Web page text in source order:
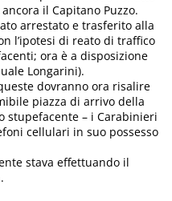
il Capitano Puzzo.
arrestato e trasferito alla
l’ipotesi di reato di traffico
ora è a disposizione
Longarini).
dovranno ora risalire
piazza di arrivo della
stupefacente – i Carabinieri
cellulari in suo possesso
stava effettuando il